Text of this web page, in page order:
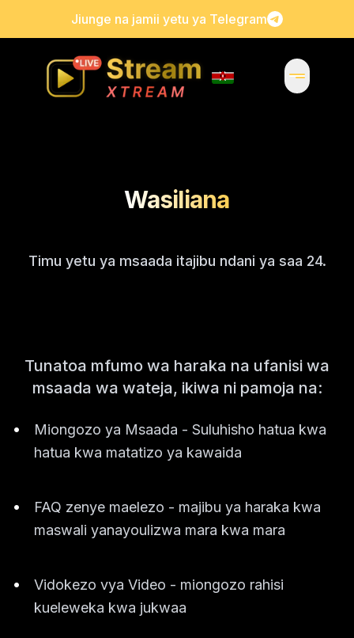
Jiunge na jamii yetu ya Telegram
Wasiliana
Timu yetu ya msaada itajibu ndani ya saa 24.
Tunatoa mfumo wa haraka na ufanisi wa
msaada wa wateja, ikiwa ni pamoja na:
•
Miongozo ya Msaada - Suluhisho hatua kwa
hatua kwa matatizo ya kawaida
•
FAQ zenye maelezo - majibu ya haraka kwa
maswali yanayoulizwa mara kwa mara
•
Vidokezo vya Video - miongozo rahisi
kueleweka kwa jukwaa